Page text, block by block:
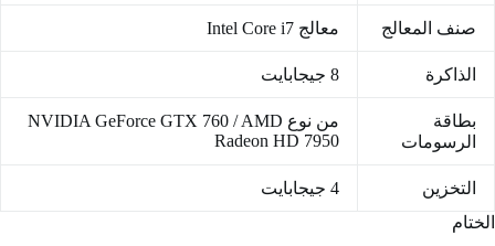
صنف المعالج معالج Intel Core i7
الذاكرة 8 جيجابايت
بطاقة
الرسومات
من نوع NVIDIA GeForce GTX 760 / AMD
Radeon HD 7950
التخزين
4 جيجابايت
الختام